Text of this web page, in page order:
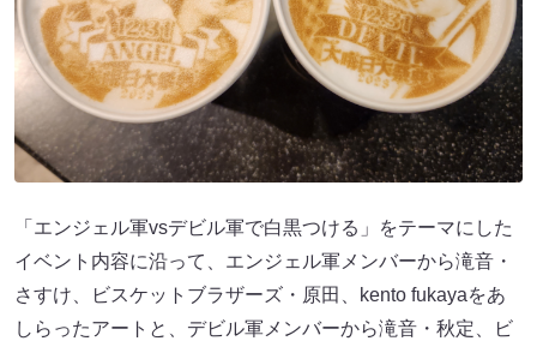
「エンジェル軍vsデビル軍で白黒つける」をテーマにした
イベント内容に沿って、エンジェル軍メンバーから滝音・
さすけ、ビスケットブラザーズ・原田、kento fukayaをあ
しらったアートと、デビル軍メンバーから滝音・秋定、ビ